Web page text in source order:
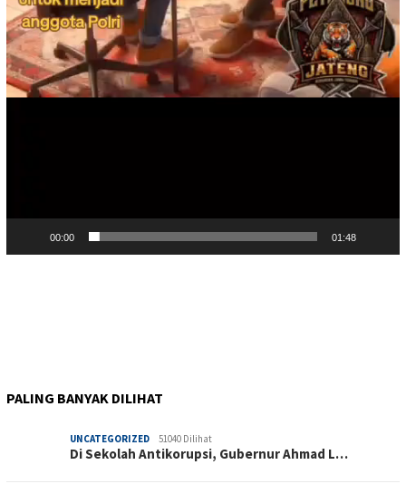
00:00 01:48
PALING BANYAK DILIHAT
UNCATEGORIZED 51040 Dilihat
Di Sekolah Antikorupsi, Gubernur Ahmad L…